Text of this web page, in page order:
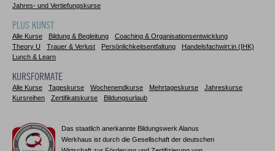
Jahres- und Vertiefungskurse
PLUS KUNST
Alle Kurse Bildung & Begleitung
Coaching & Organisationsentwicklung
Theory U
Trauer & Verlust Persönlichkeitsentfaltung
Handelsfachwirt:in (IHK)
Lunch & Learn
KURSFORMATE
Alle Kurse Tageskurse Wochenendkurse Mehrtageskurse
Jahreskurse
Kursreihen
Zertifikatskurse Bildungsurlaub
Das staatlich anerkannte Bildungswerk Alanus
Werkhaus ist durch die Gesellschaft der deutschen